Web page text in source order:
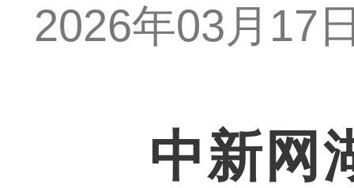
2026年03月17
中新网